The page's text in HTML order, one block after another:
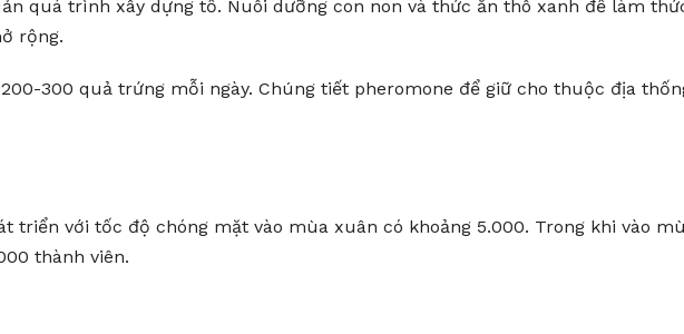
quá trình xây dựng tổ. Nuôi dưỡng con non và thức ăn thô xanh để làm
rộng.
300 quả trứng mỗi ngày. Chúng tiết pheromone để giữ cho thuộc địa
triển với tốc độ chóng mặt vào mùa xuân có khoảng 5.000. Trong khi vào
thành viên.